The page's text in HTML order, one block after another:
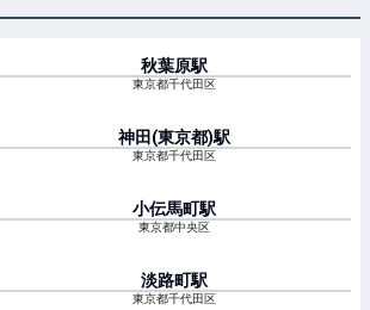
秋葉原駅
東京都千代田区
神田(東京都)駅
東京都千代田区
小伝馬町駅
東京都中央区
淡路町駅
東京都千代田区